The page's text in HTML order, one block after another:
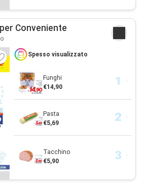
Conveniente
Spesso visualizzato
Funghi
€14,90
Pasta
€5,69
Tacchino
€5,90